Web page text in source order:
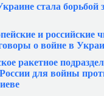
стала борьбой
и российские
о войне в
ракетное
России для войны